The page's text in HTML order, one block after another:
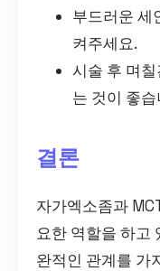
부드러운 세
켜주세요.
시술 후 며
는 것이 좋습
결론
자가엑소좀과
요한 역할을 하고
완적인 관계를 가